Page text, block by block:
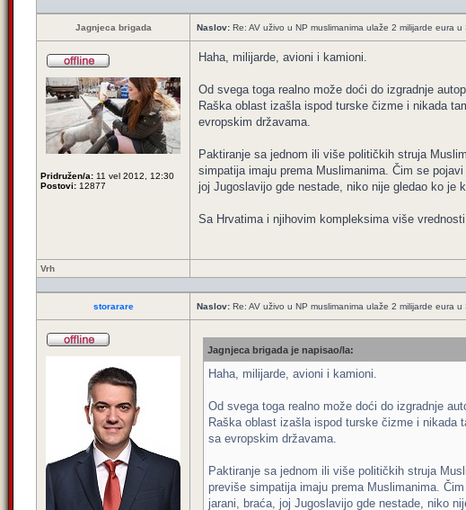
Jagnjeca brigada Naslov: Re: AV uživo u NP muslimanima ulaže 2 milijarde eura u
Pridružen/a: 11 vel 2012, 12:30
Postovi: 12877
Haha, milijarde, avioni i kamioni.
Od svega toga realno može doći do izgradnje
Raška oblast izašla ispod turske čizme i nikada
evropskim državama.
Paktiranje sa jednom ili više političkih struja
simpatija imaju prema Muslimanima. Čim se
joj Jugoslavijo gde nestade, niko nije gledao ko je
Sa Hrvatima i njihovim kompleksima više
Vrh
storarare Naslov: Re: AV uživo u NP muslimanima ulaže 2 milijarde eura u
Jagnjeca brigada je napisao/la:
Haha, milijarde, avioni i kamioni.
Od svega toga realno može doći do izgradnje
Raška oblast izašla ispod turske čizme i nikada
sa evropskim državama.
Paktiranje sa jednom ili više političkih struja
previše simpatija imaju prema Muslimanima.
jarani, braća, joj Jugoslavijo gde nestade, niko